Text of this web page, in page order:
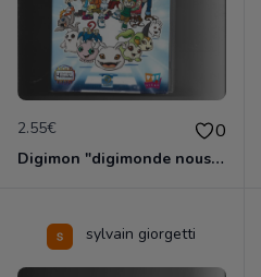
2.55€ 0
Digimon "digimonde nous voila
sylvain giorgetti